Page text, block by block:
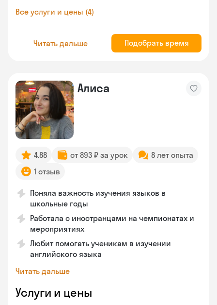
Все услуги и цены (4)
Читать дальше Подобрать время
Алиса
4.88 от 893 ₽ за урок
8 лет опыта
1 отзыв
Поняла важность изучения языков в
школьные годы
Работала с иностранцами на чемпионатах и
мероприятиях
Любит помогать ученикам в изучении
английского языка
Читать дальше
Услуги и цены